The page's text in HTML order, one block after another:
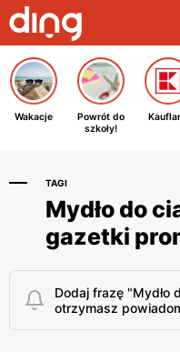
Wakacje
Powrót do
szkoły!
TAGI
Mydło do
gazetki
Dodaj frazę "Mydło
otrzymasz